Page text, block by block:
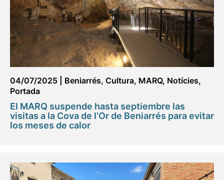
04/07/2025 Beniarrés, Cultura, MARQ, Notícies,
Portada
El MARQ suspende hasta septiembre las
visitas a la Cova de l’Or de Beniarrés para evitar
los meses de calor